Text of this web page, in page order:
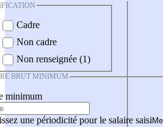
Cadre
Non cadre
Non renseignée (1)
BRUT MINIMUM
minimum
une périodicité pour le salaire saisi